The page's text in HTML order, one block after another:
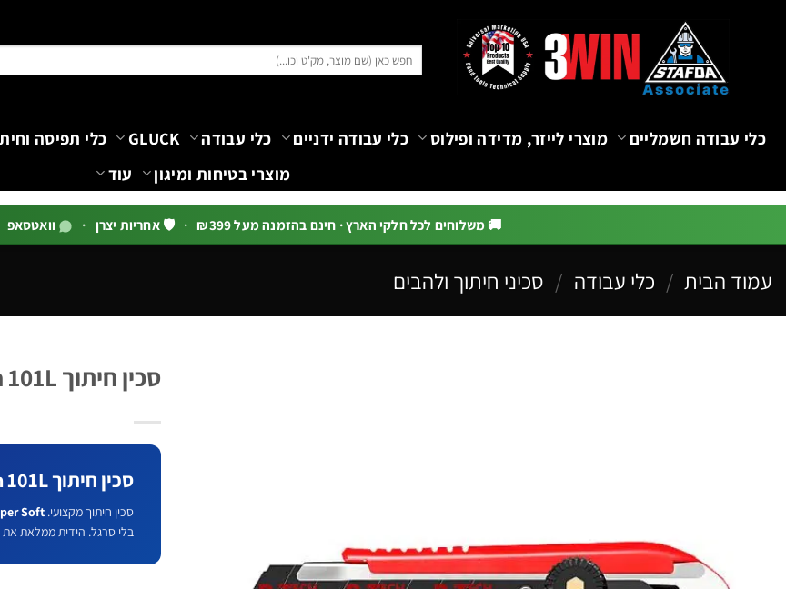
כלי עבודה חשמליים מוצרי לייזר, מדידה ופילוס כלי עבודה ידניים כלי עבודה GLUCK כלי תפיסה
מוצרי בטיחות ומיגון
עוד
🚚 משלוחים לכל חלקי הארץ · חינם בהזמנה מעל ₪399 · 🛡️ אחריות יצרן · וואטסאפ
עמוד הבית / כלי עבודה / סכיני חיתוך ולהבים
סכין חיתוך B.Tech 101L רול 18מ"מ
סכין חיתוך B.Tech 101L רול 18מ"מ
סכין חיתוך מקצועי. Soft
בלי סרגל. הידית ממלאת את